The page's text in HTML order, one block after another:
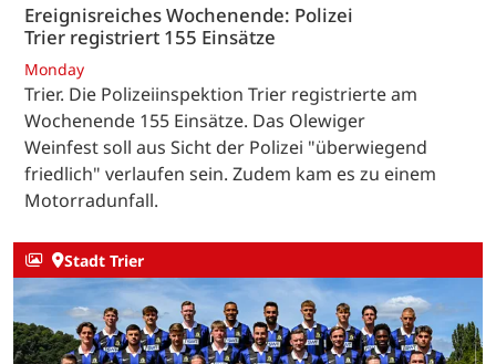
Ereignisreiches Wochenende: Polizei
Trier registriert 155 Einsätze
Monday
Trier. Die Polizeiinspektion Trier registrierte am
Wochenende 155 Einsätze. Das Olewiger
Weinfest soll aus Sicht der Polizei "überwiegend
friedlich" verlaufen sein. Zudem kam es zu einem
Motorradunfall.
Stadt Trier